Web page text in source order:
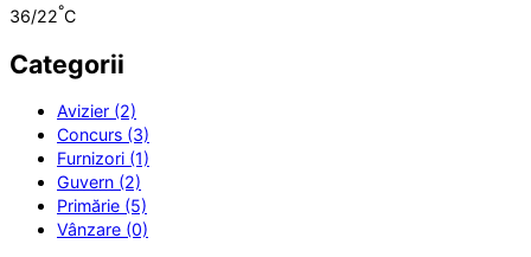
36/22°C
Categorii
Avizier (2)
Concurs (3)
Furnizori (1)
Guvern (2)
Primărie (5)
Vânzare (0)